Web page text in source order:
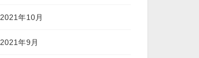
2021年10月
2021年9月